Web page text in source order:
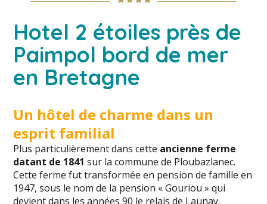
Hotel 2 étoiles près de
Paimpol bord de mer
en Bretagne
Un hôtel de charme dans un
esprit familial
Plus particulièrement dans cette ancienne ferme
datant de 1841 sur la commune de Ploubazlanec.
Cette ferme fut transformée en pension de famille en
1947, sous le nom de la pension « Gouriou » qui
devient dans les années 90 le relais de Launay.